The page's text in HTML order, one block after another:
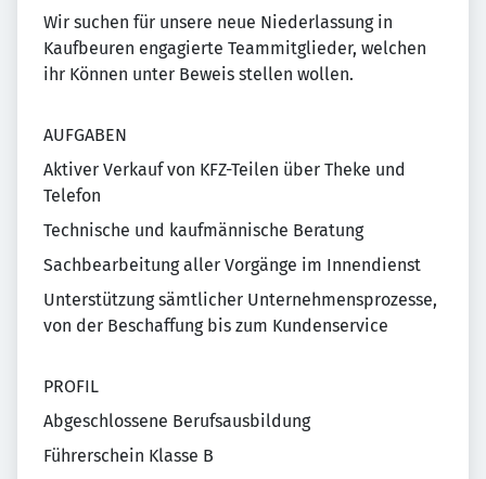
Wir suchen für unsere neue Niederlassung in
Kaufbeuren engagierte Teammitglieder, welchen
ihr Können unter Beweis stellen wollen.
AUFGABEN
Aktiver Verkauf von KFZ-Teilen über Theke und
Telefon
Technische und kaufmännische Beratung
Sachbearbeitung aller Vorgänge im Innendienst
Unterstützung sämtlicher Unternehmensprozesse,
von der Beschaffung bis zum Kundenservice
PROFIL
Abgeschlossene Berufsausbildung
Führerschein Klasse B